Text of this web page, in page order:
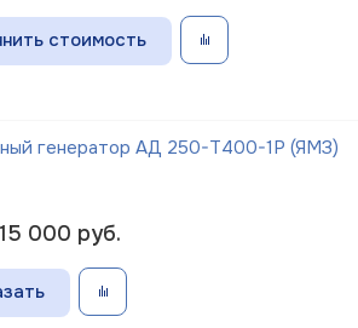
стоимость
генератор АД 250-Т400-1Р (ЯМЗ)
000 руб.